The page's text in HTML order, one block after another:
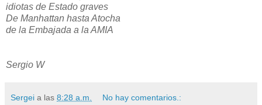
idiotas de Estado graves
De Manhattan hasta Atocha
de la Embajada a la AMIA
Sergio W
Sergei a las 8:28 a.m. No hay comentarios.: